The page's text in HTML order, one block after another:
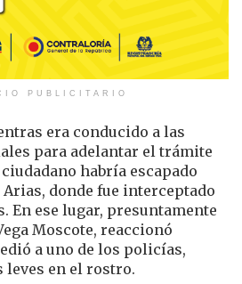
PUBLICITARIO
era conducido a las
para adelantar el trámite
habría escapado
donde fue interceptado
En ese lugar, presuntamente
Moscote, reaccionó
a uno de los policías,
leves en el rostro.